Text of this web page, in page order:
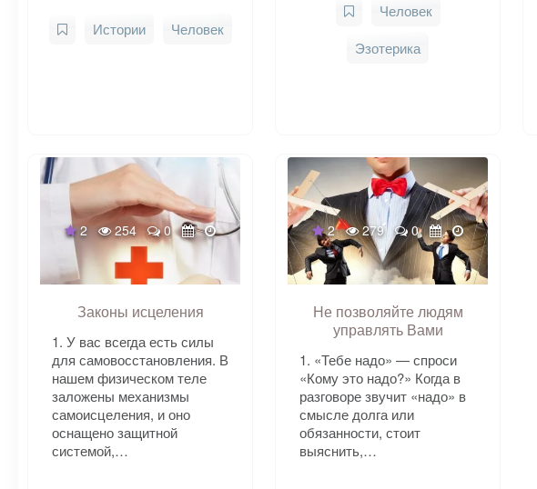
Истории Человек
Человек
Эзотерика
2 254 0
Законы исцеления
1. У вас всегда есть силы
для самовосстановления. В
нашем физическом теле
заложены механизмы
самоисцеления, и оно
оснащено защитной
системой,…
2 279 0
Не позволяйте людям
управлять Вами
1. «Тебе надо» — спроси
«Кому это надо?» Когда в
разговоре звучит «надо» в
смысле долга или
обязанности, стоит
выяснить,…